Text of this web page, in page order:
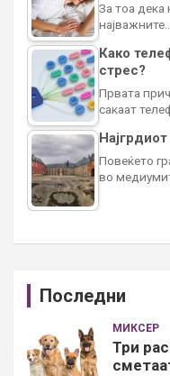
За тоа дека
најважните…
Како
стрес?
Првата
сакаат
Повеќето
во
Последни
МИКСЕР
Три